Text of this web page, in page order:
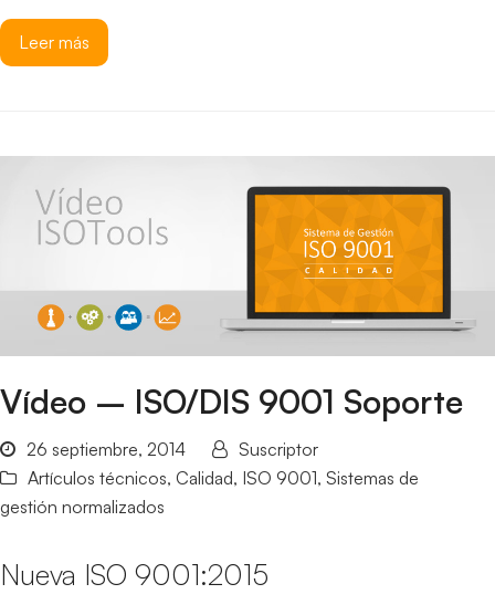
Leer más
Vídeo – ISO/DIS 9001 Soporte
26 septiembre, 2014
Suscriptor
Artículos técnicos, Calidad, ISO 9001, Sistemas de
gestión normalizados
Nueva ISO 9001:2015